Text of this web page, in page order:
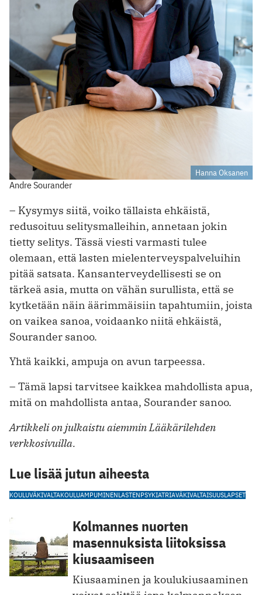
Hanna Oksanen
Andre Sourander
– Kysymys siitä, voiko tällaista ehkäistä,
redusoituu selitysmalleihin, annetaan jokin
tietty selitys. Tässä viesti varmasti tulee
olemaan, että lasten mielenterveyspalveluihin
pitää satsata. Kansanterveydellisesti se on
tärkeä asia, mutta on vähän surullista, että se
kytketään näin äärimmäisiin tapahtumiin, joista
on vaikea sanoa, voidaanko niitä ehkäistä,
Sourander sanoo.
Yhtä kaikki, ampuja on avun tarpeessa.
– Tämä lapsi tarvitsee kaikkea mahdollista apua,
mitä on mahdollista antaa, Sourander sanoo.
Artikkeli on julkaistu aiemmin Lääkärilehden
verkkosivuilla.
Lue lisää jutun aiheesta
KOULUVÄKIVALTAKOULUAMPUMINENLASTENPSYKIATRIAVÄKIVALTAISUUSLAPSET
Kolmannes nuorten
masennuksista liitoksissa
kiusaamiseen
Kiusaaminen ja koulukiusaaminen